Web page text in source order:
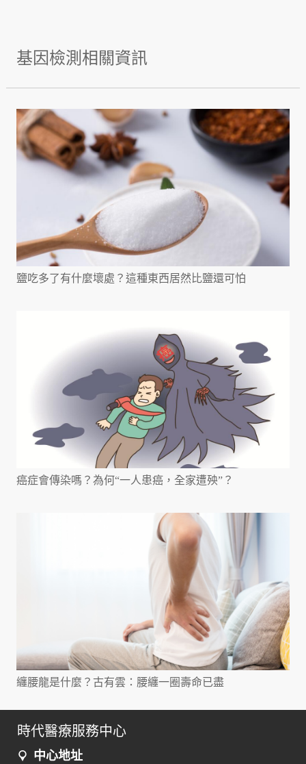
基因檢測相關資訊
鹽吃多了有什麼壞處？這種東西居然比鹽還可怕
癌症會傳染嗎？為何“一人患癌，全家遭殃”？
纏腰龍是什麼？古有雲：腰纏一圈壽命已盡
時代醫療服務中心
中心地址